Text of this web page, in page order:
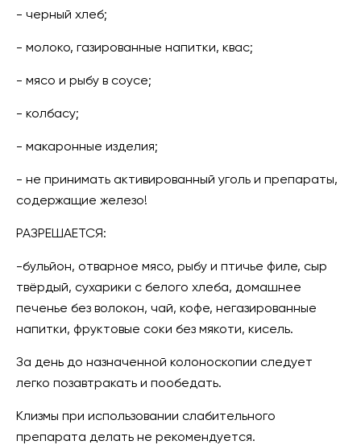
- черный хлеб;
- молоко, газированные напитки, квас;
- мясо и рыбу в соусе;
- колбасу;
- макаронные изделия;
- не принимать активированный уголь и препараты,
содержащие железо!
РАЗРЕШАЕТСЯ:
-бульйон, отварное мясо, рыбу и птичье филе, сыр
твёрдый, сухарики с белого хлеба, домашнее
печенье без волокон, чай, кофе, негазированные
напитки, фруктовые соки без мякоти, кисель.
За день до назначенной колоноскопии следует
легко позавтракать и пообедать.
Клизмы при использовании слабительного
препарата делать не рекомендуется.